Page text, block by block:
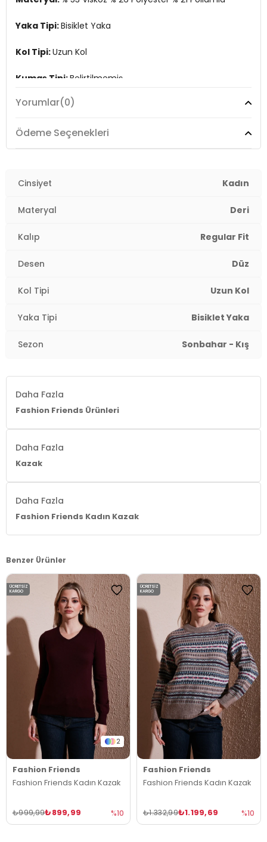
Yaka Tipi:Bisiklet Yaka
Kol Tipi:Uzun Kol
Kumaş Tipi:Belirtilmemiş
Boy:Standart
Kalıp Bilgisi:Regular Fit
Menşei:
Yorumlar(0)
Ödeme Seçenekleri
Cinsiyet Kadın
Materyal Deri
Kalıp Regular Fit
Desen Düz
Kol Tipi Uzun Kol
Yaka Tipi Bisiklet Yaka
Sezon Sonbahar - Kış
Daha Fazla
Fashion Friends Ürünleri
Daha Fazla
Kazak
Daha Fazla
Fashion Friends Kadın Kazak
Benzer Ürünler
2
Fashion Friends
Fashion Friends Kadın Kazak
₺899,99
₺999,99 %10
ÜCRETSIZ
KARGO
Fashion Friends
Fashion Friends Kadın Kazak
₺1.199,69
₺1.332,99 %10
ÜCRETSIZ
KARGO